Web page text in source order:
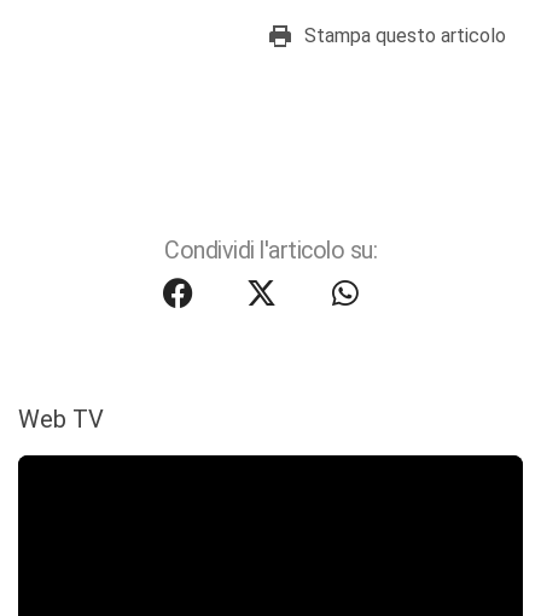
Stampa questo articolo
Condividi l'articolo su:
Web TV